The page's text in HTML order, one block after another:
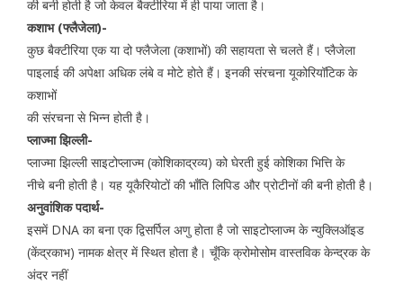
की बनी होती है जो केवल बैक्टीरिया में ही पाया जाता है।
कशाभ (फ्लैजेला)-
कुछ बैक्टीरिया एक या दो फ्लैजेला (कशाभों) की सहायता से चलते हैं। प्लैजेला
पाइलाई की अपेक्षा अधिक लंबे व मोटे होते हैं। इनकी संरचना यूकोरियॉटिक के
कशाभों
की संरचना से भिन्न होती है।
प्लाज्मा झिल्ली-
प्लाज्मा झिल्ली साइटोप्लाज्म (कोशिकाद्रव्य) को घेरती हुई कोशिका भित्ति के
नीचे बनी होती है। यह यूकैरियोटों की भाँति लिपिड और प्रोटीनों की बनी होती है।
अनुवांशिक पदार्थ-
इसमें DNA का बना एक द्विसर्पिल अणु होता है जो साइटोप्लाज्म के न्युक्लिऑइड
(केंद्रकाभ) नामक क्षेत्र में स्थित होता है। चूँकि क्रोमोसोम वास्तविक केन्द्रक के
अंदर नहीं